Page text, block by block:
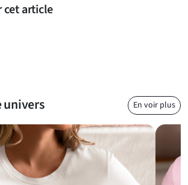
cet article
univers En voir plus